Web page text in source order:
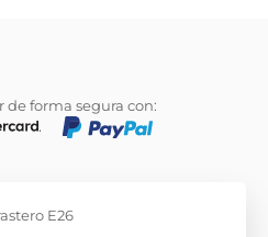
de forma segura con:
los derechos reservados.